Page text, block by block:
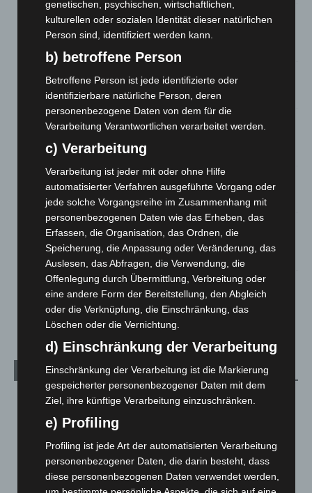
Mann läuft mit Hockeyschläger über A7 – Polizei sucht
Zeugen
Celle: Mensch stirbt bei Bagger-Unfall auf Baustelle
5. August 2026
Gasleitung bei McDonald’s-Umbau in Langenhagen
5. August 2026
Anklage nach Abschaltung von „Archetyp Market“ erhoben
3. August 2026
Hannover: Polizei stoppt 166 Trunkenheitsfahrten bei
2. August 2026
Hannover Klassik Open Air 2026: Französische Oper im
Maschpark
2. August 2026
Kategorien
Blaulicht
Corona-News
Hannover und Region
5.035
Langenhagen und Ortsteile
3.249
Leserbriefe
genetischen, psychischen, wirtschaftlichen,
kulturellen oder sozialen Identität dieser natürlichen
Person sind, identifiziert werden kann.
b) betroffene Person
Betroffene Person ist jede identifizierte oder
identifizierbare natürliche Person, deren
personenbezogene Daten von dem für die
Verarbeitung Verantwortlichen verarbeitet werden.
c) Verarbeitung
Verarbeitung ist jeder mit oder ohne Hilfe
automatisierter Verfahren ausgeführte Vorgang oder
jede solche Vorgangsreihe im Zusammenhang mit
personenbezogenen Daten wie das Erheben, das
Erfassen, die Organisation, das Ordnen, die
Speicherung, die Anpassung oder Veränderung, das
Auslesen, das Abfragen, die Verwendung, die
Offenlegung durch Übermittlung, Verbreitung oder
eine andere Form der Bereitstellung, den Abgleich
oder die Verknüpfung, die Einschränkung, das
Löschen oder die Vernichtung.
d) Einschränkung der Verarbeitung
Einschränkung der Verarbeitung ist die Markierung
gespeicherter personenbezogener Daten mit dem
Ziel, ihre künftige Verarbeitung einzuschränken.
e) Profiling
Profiling ist jede Art der automatisierten Verarbeitung
personenbezogener Daten, die darin besteht, dass
diese personenbezogenen Daten verwendet werden,